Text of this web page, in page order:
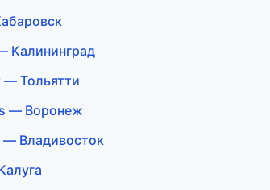
Калининград
Тольятти
— Воронеж
— Владивосток